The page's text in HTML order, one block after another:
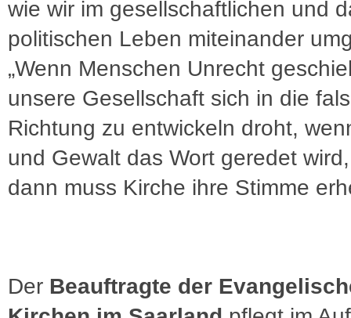
wie wir im gesellschaftlichen und
politischen Leben miteinander
„Wenn Menschen Unrecht
unsere Gesellschaft sich in die
Richtung zu entwickeln droht,
und Gewalt das Wort geredet
dann muss Kirche ihre Stimme
Der Beauftragte der